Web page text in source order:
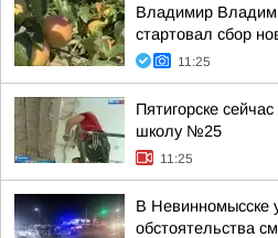
Владимир
стартовал сбор
11:25
Пятигорске
школу №25
11:25
В Невинномысске
обстоятельства